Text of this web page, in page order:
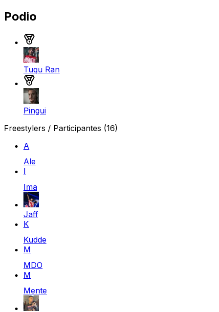
Podio
Tuqu Ran
Pingui
Freestylers / Participantes (16)
A
Ale
I
Ima
Jaff
K
Kudde
M
MDO
M
Mente